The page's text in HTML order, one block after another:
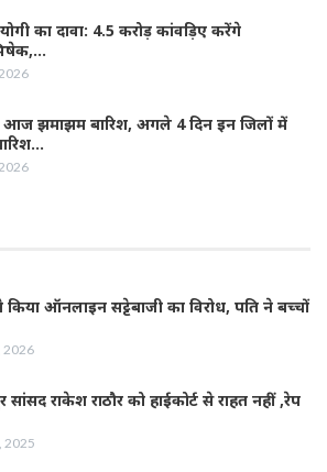
का दावा: 4.5 करोड़ कांवड़िए करेंगे
आज झमाझम बारिश, अगले 4 दिन इन जिलों में
किया ऑनलाइन सट्टेबाजी का विरोध, पति ने बच्चों
2026
सांसद राकेश राठौर को हाईकोर्ट से राहत नहीं ,रेप
2025